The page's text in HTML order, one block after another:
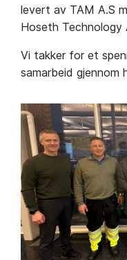
levert av TAM A.S
Hoseth Technology
Vi takker for et
samarbeid gjennom